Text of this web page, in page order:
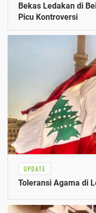
Bekas Ledakan di
Picu Kontroversi
UPDATE
Toleransi Agama di